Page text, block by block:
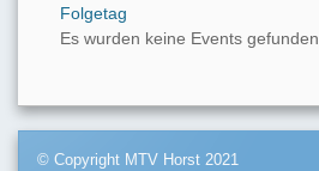
Folgetag
Es wurden keine Events gefunden
© Copyright MTV Horst 2021